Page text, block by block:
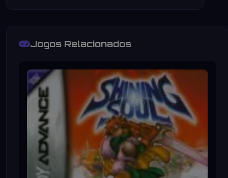
Jogos Relacionados